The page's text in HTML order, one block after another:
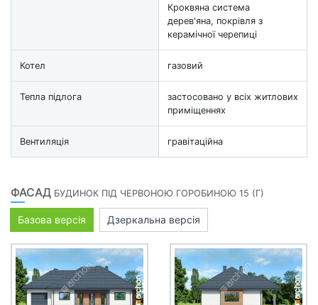
Кроквяна система
дерев'яна, покрівля з
керамічної черепиці
Котел газовий
Тепла підлога
застосовано у всіх житлових
приміщеннях
Вентиляція гравітаційна
ФАСАД БУДИНОК ПІД ЧЕРВОНОЮ ГОРОБИНОЮ 15 (Г)
Базова версія Дзеркальна версія